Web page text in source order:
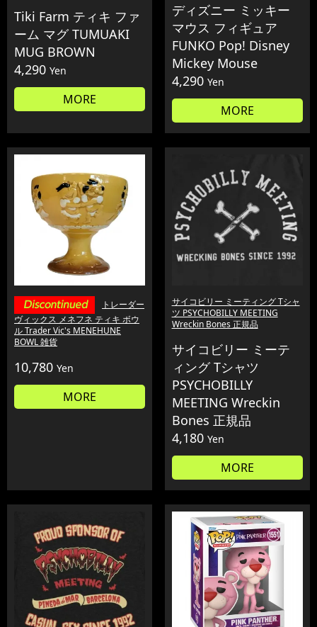
Tiki Farm ティキ ファ
ーム マグ TUMUAKI
MUG BROWN
4,290 Yen
MORE
ディズニー ミッキー
マウス フィギュア
FUNKO Pop! Disney
Mickey Mouse
4,290 Yen
MORE
トレーダー
ヴィックス メネフネ ティキ ボウ
ル Trader Vic's MENEHUNE
BOWL 雑貨
10,780 Yen
MORE
サイコビリー ミーティング Tシャ
ツ PSYCHOBILLY MEETING
Wreckin Bones 正規品
サイコビリー ミーテ
ィング Tシャツ
PSYCHOBILLY
MEETING Wreckin
Bones 正規品
4,180 Yen
MORE